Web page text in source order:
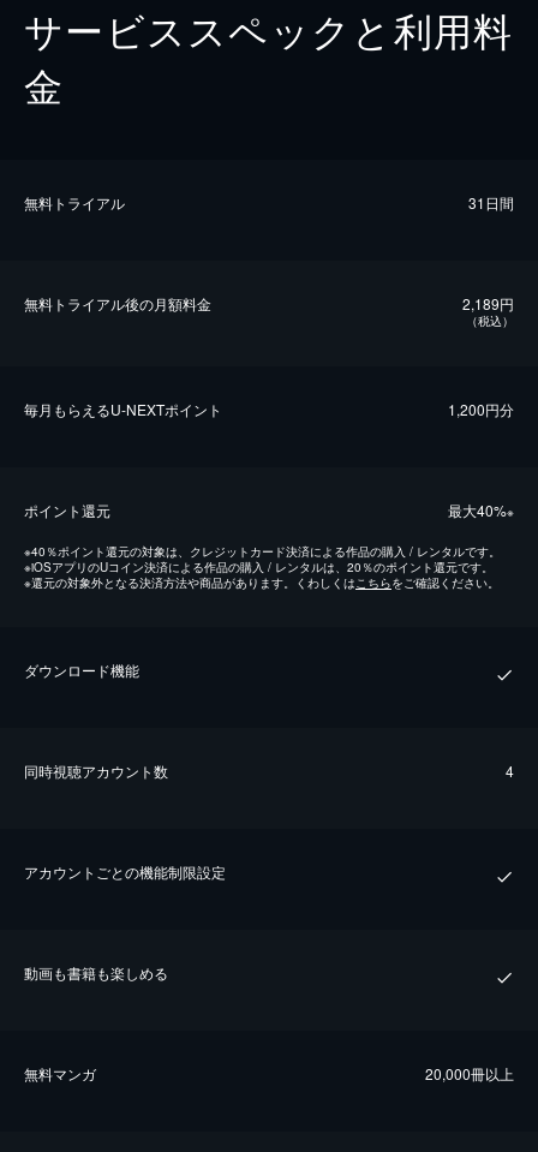
サービススペックと利用料
金
無料トライアル 31日間
無料トライアル後の⽉額料金 2,189円
（税込）
毎⽉もらえるU-NEXTポイント 1,200円分
ポイント還元 最⼤40%※
※40％ポイント還元の対象は、クレジットカード決済による作品の購入 / レンタルです。
※iOSアプリのUコイン決済による作品の購入 / レンタルは、20％のポイント還元です。
※還元の対象外となる決済方法や商品があります。くわしくはこちらをご確認ください。
ダウンロード機能
同時視聴アカウント数 4
アカウントごとの機能制限設定
動画も書籍も楽しめる
無料マンガ 20,000冊以上